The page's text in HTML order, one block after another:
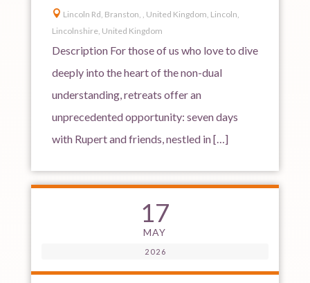
 Lincoln Rd, Branston, , United Kingdom, Lincoln,
Lincolnshire, United Kingdom
Description For those of us who love to dive
deeply into the heart of the non-dual
understanding, retreats offer an
unprecedented opportunity: seven days
with Rupert and friends, nestled in […]
17
MAY
2026